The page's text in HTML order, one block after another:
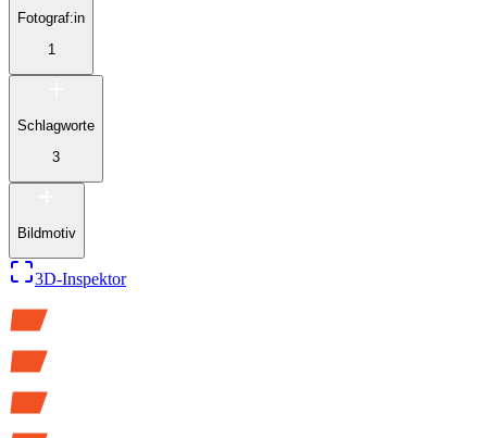
Fotograf:in
1
Schlagworte
3
Bildmotiv
3D-Inspektor